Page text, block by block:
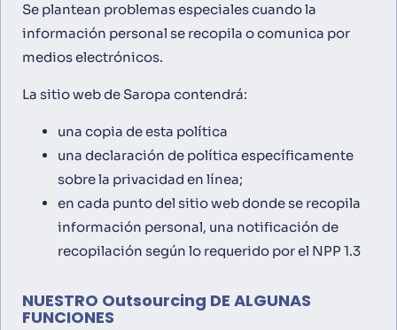
Se plantean problemas especiales cuando la
información personal se recopila o comunica por
medios electrónicos.
La sitio web de Saropa contendrá:
una copia de esta política
una declaración de política específicamente
sobre la privacidad en línea;
en cada punto del sitio web donde se recopila
información personal, una notificación de
recopilación según lo requerido por el NPP 1.3
NUESTRO Outsourcing DE ALGUNAS
FUNCIONES